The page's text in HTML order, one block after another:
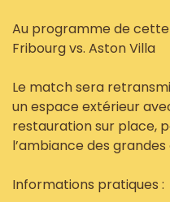
Au programme de
Fribourg vs. Aston Villa
Le match sera
un espace extérieur
restauration sur place,
l’ambiance des
Informations pratiques :